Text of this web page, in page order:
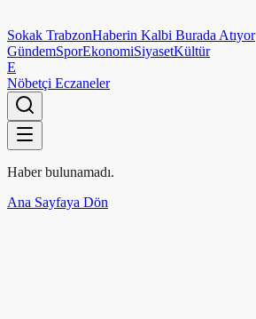
Sokak TrabzonHaberin Kalbi Burada Atıyor
GündemSporEkonomiSiyasetKültür
E
Nöbetçi Eczaneler
Haber bulunamadı.
Ana Sayfaya Dön